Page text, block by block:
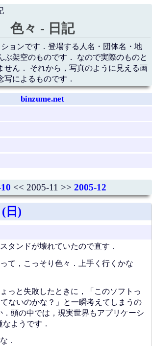
色々 - 日記
ョンです．登場する人名・団体名・地
ぶ架空のものです． なので実際のものと
せん． それから，写真のように見える画
によるものです．
binzume.net
<< 2005-11 >> 2005-12
(日)
タンドが壊れていたので直す．
て，こっそり色々．上手く行くかな
っと失敗したときに，「このソフトっ
ないのかな？」と一瞬考えてしまうの
．頭の中では，現実世界もアプリケーシ
ようです．
．